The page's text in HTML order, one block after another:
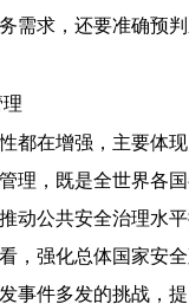
需求，还要准确预
都在增强，主要体
理，既是全世界各
动公共安全治理水
，强化总体国家安
事件多发的挑战，